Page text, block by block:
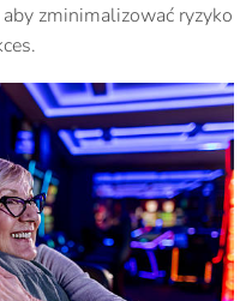
zminimalizować ryzyko